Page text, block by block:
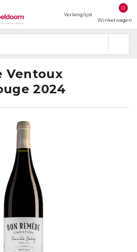
Verlanglijst
0
Winkelwagen
Ventoux
2024